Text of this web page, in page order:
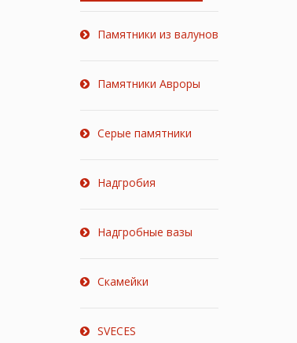
Памятники из валунов
Памятники Авроры
Серые памятники
Надгробия
Надгробные вазы
Скамейки
SVECES